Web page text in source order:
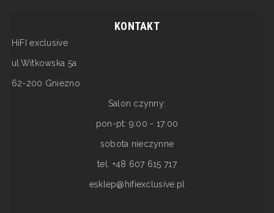
KONTAKT
HiFI exclusive
ul.Witkowska 5a
62-200 Gniezno
Salon czynny:
pon-pt: 9:00 - 17:00
sobota nieczynne
tel. +48 607 615 717
esklep@hifiexclusive.pl